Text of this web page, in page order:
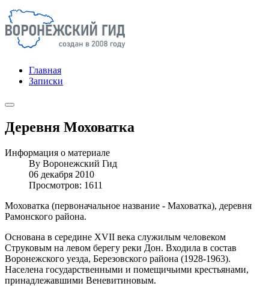
Главная
Записки
Деревня Моховатка
Информация о материале
By Воронежский Гид
06 декабря 2010
Просмотров: 1611
Моховатка (первоначальное название - Маховатка), деревня
Рамонского района.
Основана в середине XVII века служилым человеком
Струковым на левом берегу реки Дон. Входила в состав
Воронежского уезда, Березовского района (1928-1963).
Населена государственными и помещичьими крестьянами,
принадлежавшими Веневитиновым.